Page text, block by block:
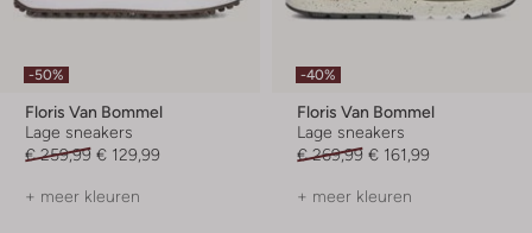
-50%
Floris Van Bommel
Lage sneakers
€ 259,99 € 129,99
+ meer kleuren
-40%
Floris Van Bommel
Lage sneakers
€ 269,99 € 161,99
+ meer kleuren